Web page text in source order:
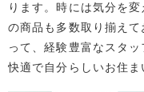
ります。時には気分を
の商品も多数取り揃え
って、経験豊富なスタ
快適で自分らしいお住ま